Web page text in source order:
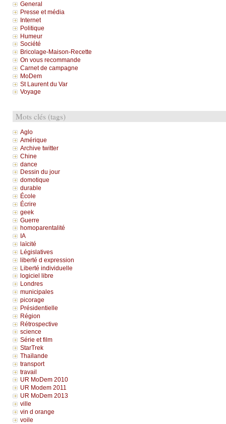
General
Presse et média
Internet
Politique
Humeur
Société
Bricolage-Maison-Recette
On vous recommande
Carnet de campagne
MoDem
St Laurent du Var
Voyage
Mots clés (tags)
Aglo
Amérique
Archive twitter
Chine
dance
Dessin du jour
domotique
durable
École
Écrire
geek
Guerre
homoparentalité
IA
laïcité
Législatives
liberté d expression
Liberté individuelle
logiciel libre
Londres
municipales
picorage
Présidentielle
Région
Rétrospective
science
Série et film
StarTrek
Thaïlande
transport
travail
UR MoDem 2010
UR Modem 2011
UR MoDem 2013
ville
vin d orange
voile